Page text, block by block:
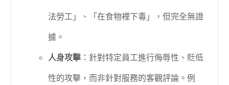
法勞工」、「在食物裡下毒」，但完全無證
據。
人身攻擊：針對特定員工進行侮辱性、貶低
性的攻擊，而非針對服務的客觀評論。例